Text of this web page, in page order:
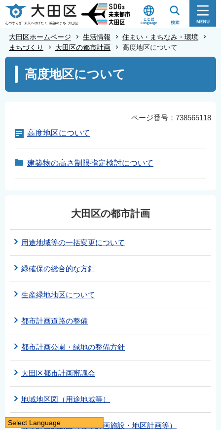
こ
の
ジ
大田区ホームページ 生活情報
住まい・まちなみ・環境
まちづくり
大田区の都市計画 高度地区について
こ
高度地区について
ページ番号：738565118
高度地区について
建築物の高さ制限指定検討について
大田区の都市計画
用途地域等の一括変更について
緑確保の総合的な方針
生産緑地地区について
都市計画道路の整備
都市計画公園・緑地の整備方針
大田区都市計画審議会
地域地区図（用途地域等）
都市計画施設図（都市計画施設・地区計画等）
Select Language